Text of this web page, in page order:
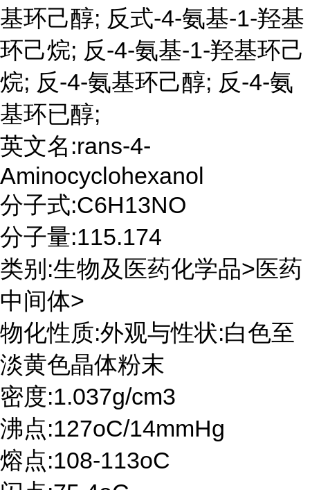
基环己醇; 反式-4-氨基-1-羟基
环己烷; 反-4-氨基-1-羟基环己
烷; 反-4-氨基环己醇; 反-4-氨
基环已醇;
英文名:rans-4-
Aminocyclohexanol
分子式:C6H13NO
分子量:115.174
类别:生物及医药化学品>医药
中间体>
物化性质:外观与性状:白色至
淡黄色晶体粉末
密度:1.037g/cm3
沸点:127oC/14mmHg
熔点:108-113oC